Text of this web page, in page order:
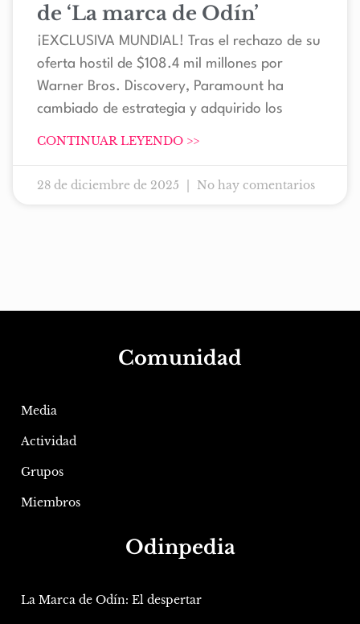
de ‘La marca de Odín’
¡EXCLUSIVA MUNDIAL! Tras el rechazo de su
oferta hostil de $108.4 mil millones por
Warner Bros. Discovery, Paramount ha
cambiado de estrategia y adquirido los
CONTINUAR LEYENDO >>
28 de diciembre de 2025 No hay comentarios
Comunidad
Media
Actividad
Grupos
Miembros
Odinpedia
La Marca de Odín: El despertar